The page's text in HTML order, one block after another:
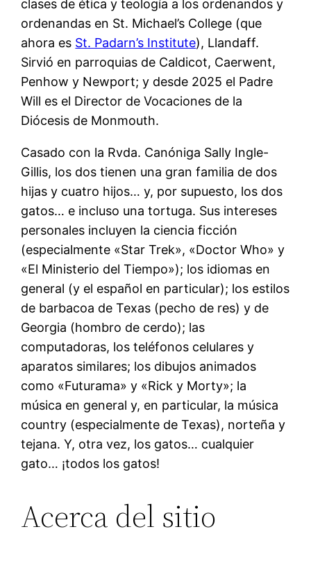
clases de ética y teología a los ordenandos y
ordenandas en St. Michael’s College (que
ahora es St. Padarn’s Institute), Llandaff.
Sirvió en parroquias de Caldicot, Caerwent,
Penhow y Newport; y desde 2025 el Padre
Will es el Director de Vocaciones de la
Diócesis de Monmouth.
Casado con la Rvda. Canóniga Sally Ingle-
Gillis, los dos tienen una gran familia de dos
hijas y cuatro hijos… y, por supuesto, los dos
gatos… e incluso una tortuga. Sus intereses
personales incluyen la ciencia ficción
(especialmente «Star Trek», «Doctor Who» y
«El Ministerio del Tiempo»); los idiomas en
general (y el español en particular); los estilos
de barbacoa de Texas (pecho de res) y de
Georgia (hombro de cerdo); las
computadoras, los teléfonos celulares y
aparatos similares; los dibujos animados
como «Futurama» y «Rick y Morty»; la
música en general y, en particular, la música
country (especialmente de Texas), norteña y
tejana. Y, otra vez, los gatos… cualquier
gato… ¡todos los gatos!
Acerca del sitio